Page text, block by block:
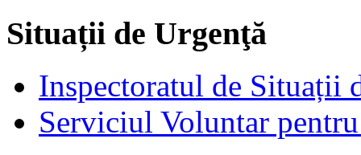
Situații de Urgenţă
Inspectoratul de Situații
Serviciul Voluntar